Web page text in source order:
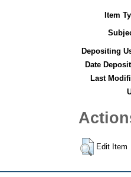
Item
Depositing
Date
Last
Edit Item